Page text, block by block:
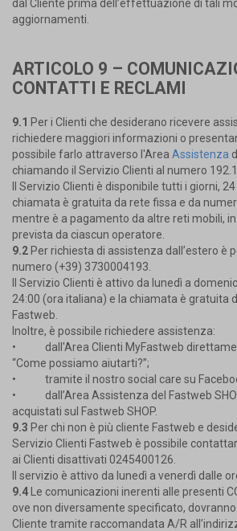
dal Cliente prima dell’effettuazione di tali
aggiornamenti.
ARTICOLO 9 –
CONTATTI E RECLAMI
9.1 Per i Clienti che desiderano ricevere
richiedere maggiori informazioni o
possibile farlo attraverso l'Area Assistenza
chiamando il Servizio Clienti al numero
Il Servizio Clienti è disponibile tutti i giorni,
chiamata è gratuita da rete fissa e da
mentre è a pagamento da altre reti mobili,
prevista da ciascun operatore.
9.2 Per richiesta di assistenza dall’estero è
numero (+39) 3730004193.
Il Servizio Clienti è attivo da lunedì a
24:00 (ora italiana) e la chiamata è gratuita
Fastweb.
Inoltre, è possibile richiedere assistenza:
•
dall'Area Clienti MyFastweb
“Come possiamo aiutarti?”;
•
tramite il nostro social care su
•
dall’Area Assistenza del Fastweb
acquistati sul Fastweb SHOP.
9.3 Per chi non è più cliente Fastweb e
Servizio Clienti Fastweb è possibile
ai Clienti disattivati 0245400126.
Il servizio è attivo da lunedì a venerdì dalle
9.4 Le comunicazioni inerenti alle presenti
ove non diversamente specificato,
Cliente tramite raccomandata A/R